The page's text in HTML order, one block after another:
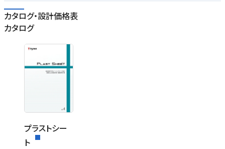
カタログ・設計価格表
カタログ
プラストシー
ト